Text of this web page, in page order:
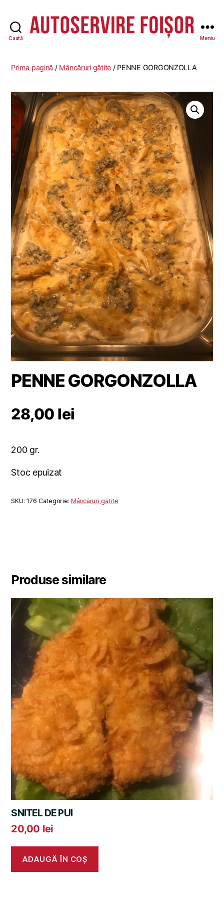
Caută
-
Meniu
Prima pagină / Mâncăruri gătite / PENNE GORGONZOLLA
PENNE GORGONZOLLA
28,00 lei
200 gr.
Stoc epuizat
SKU:176 Categorie:Mâncăruri gătite
Produse similare
SNITEL DE PUI
20,00 lei
ADAUGĂ ÎN COȘ